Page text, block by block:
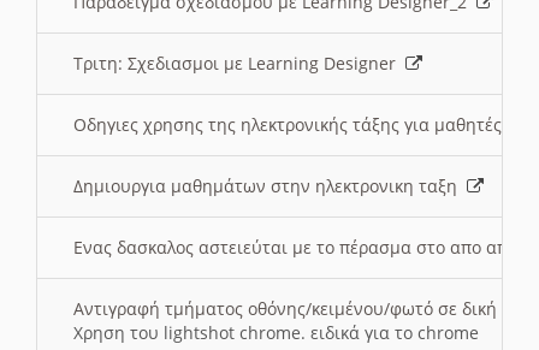
Τριτη: Σχεδιασμοι με Learning Designer
Οδηγιες χρησης της ηλεκτρονικής τάξης για μαθητές
Δημιουργια μαθημάτων στην ηλεκτρονικη ταξη
Ενας δασκαλος αστειεύται με το πέρασμα στο απο
Αντιγραφή τμήματος οθόνης/κειμένου/φωτό σε δική
Χρηση του lightshot chrome. ειδικά για το chrome